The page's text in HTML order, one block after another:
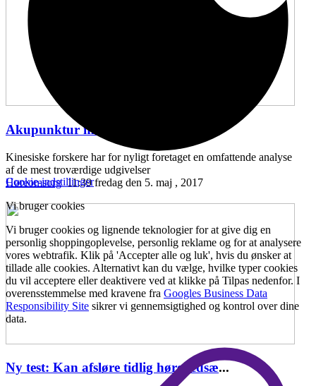
Akupunktur mod hørenedsættelse
Kinesiske forskere har for nyligt foretaget en omfattende analyse
af de mest troværdige udgivelser
Høreomsorg 11:39 fredag den 5. maj , 2017
Ny test: Kan afsløre tidlig hørenedsæ...
Cookie-indstillinger
Vi bruger cookies
Vi bruger cookies og lignende teknologier for at give dig en
personlig shoppingoplevelse, personlig reklame og for at analysere
vores webtrafik. Klik på 'Accepter alle og luk', hvis du ønsker at
tillade alle cookies. Alternativt kan du vælge, hvilke typer cookies
du vil acceptere eller deaktivere ved at klikke på Tilpas nedenfor. I
overensstemmelse med kravene fra Googles Business Data
Responsibility Site sikrer vi gennemsigtighed og kontrol over dine
data.